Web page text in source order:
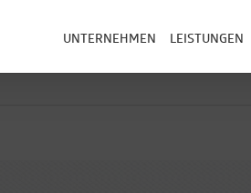
UNTERNEHMEN LEISTUNGEN